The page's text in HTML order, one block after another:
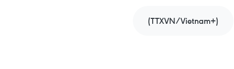
(TTXVN/Vietnam+)